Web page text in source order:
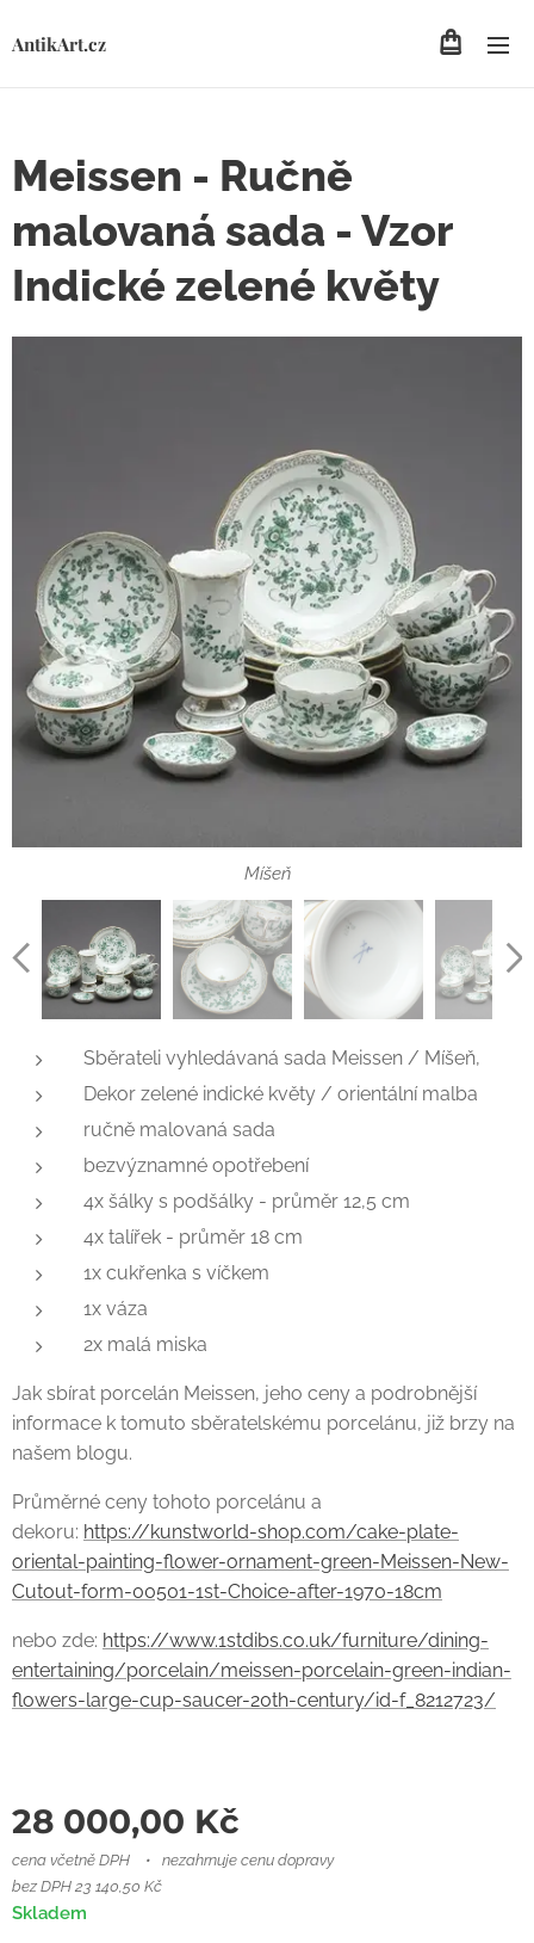
AntikArt.cz
Meissen - Ručně
malovaná sada - Vzor
Indické zelené květy
Míšeň
Míšeň - sada zelené indické květiny
Meissen - Míšeň
Sada Míšeň
Sběrateli vyhledávaná sada Meissen / Míšeň,
Dekor zelené indické květy / orientální malba
ručně malovaná sada
bezvýznamné opotřebení
4x šálky s podšálky - průměr 12,5 cm
4x talířek - průměr 18 cm
1x cukřenka s víčkem
1x váza
2x malá miska
Jak sbírat porcelán Meissen, jeho ceny a podrobnější
informace k tomuto sběratelskému porcelánu, již brzy na
našem blogu.
Průměrné ceny tohoto porcelánu a
dekoru: https://kunstworld-shop.com/cake-plate-
oriental-painting-flower-ornament-green-Meissen-New-
Cutout-form-00501-1st-Choice-after-1970-18cm
nebo zde: https://www.1stdibs.co.uk/furniture/dining-
entertaining/porcelain/meissen-porcelain-green-indian-
flowers-large-cup-saucer-20th-century/id-f_8212723/
28 000,00 Kč
cena včetně DPH
nezahrnuje cenu dopravy
bez DPH 23 140,50 Kč
Skladem